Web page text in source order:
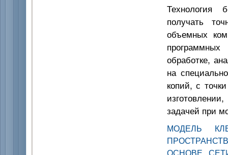
Технология
получать
объемных
обработке,
на
копий, с
задачей при
МОДЕЛЬ
ОСНОВЕ